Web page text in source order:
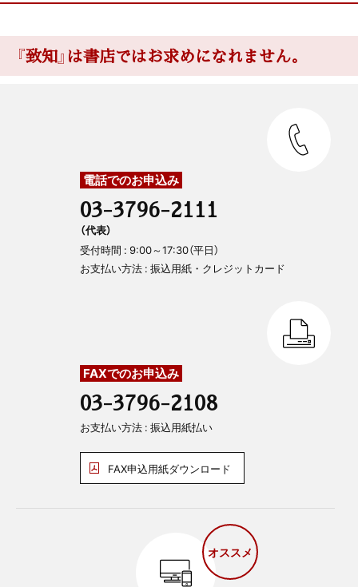
神保あつし
木鶏クラブ通信
『致知』は書店ではお求めになれません。
電話でのお申込み
03-3796-2111
（代表）
受付時間 : 9:00～17:30（平日）
お支払い方法 : 振込用紙・クレジットカード
FAXでのお申込み
03-3796-2108
お支払い方法 : 振込用紙払い
FAX申込用紙ダウンロード
オススメ